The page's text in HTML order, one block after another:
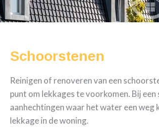
Schoorstenen
Reinigen of renoveren van een
punt om lekkages te voorkomen. Bij
aanhechtingen waar het water een weg
lekkage in de woning.